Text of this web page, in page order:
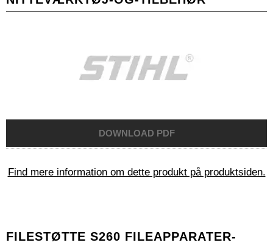
Find mere information om dette produkt på produktsiden.
FILESTØTTE S260 FILEAPPARATER-